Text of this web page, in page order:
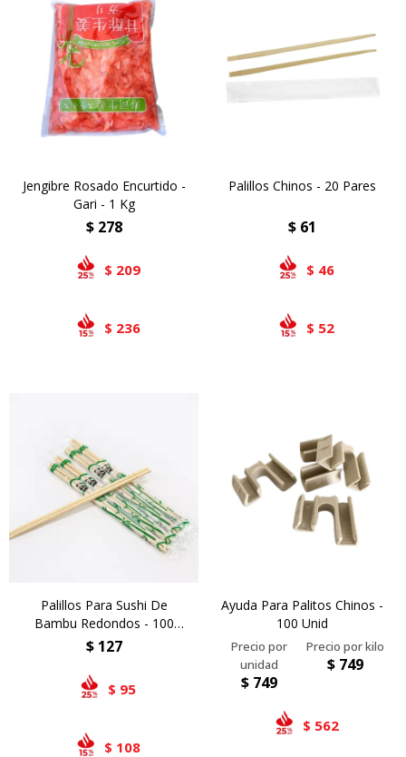
Jengibre Rosado Encurtido -
Gari - 1 Kg
$ 278
$ 209
$ 236
Palillos Chinos - 20 Pares
$ 61
$ 46
$ 52
Palillos Para Sushi De
Bambu Redondos - 100
Pares
$ 127
$ 95
$ 108
Ayuda Para Palitos Chinos -
100 Unid
$ 749
$ 749
$ 562